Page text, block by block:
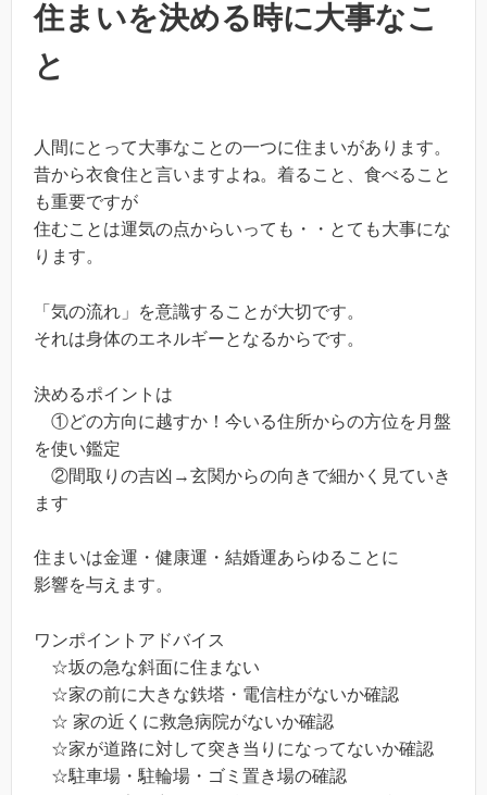
住まいを決める時に大事なこ
と
人間にとって大事なことの一つに住まいがあります。
昔から衣食住と言いますよね。着ること、食べること
も重要ですが
住むことは運気の点からいっても・・とても大事にな
ります。
「気の流れ」を意識することが大切です。
それは身体のエネルギーとなるからです。
決めるポイントは
①どの方向に越すか！今いる住所からの方位を月盤
を使い鑑定
②間取りの吉凶→玄関からの向きで細かく見ていき
ます
住まいは金運・健康運・結婚運あらゆることに
影響を与えます。
ワンポイントアドバイス
☆坂の急な斜面に住まない
☆家の前に大きな鉄塔・電信柱がないか確認
☆ 家の近くに救急病院がないか確認
☆家が道路に対して突き当りになってないか確認
☆駐車場・駐輪場・ゴミ置き場の確認